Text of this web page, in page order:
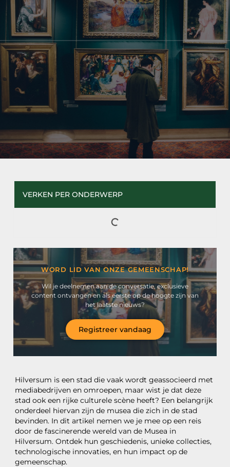
Hilversum is een stad die vaak wordt geassocieerd met
mediabedrijven en omroepen, maar wist je dat deze
stad ook een rijke culturele scène heeft? Een belangrijk
onderdeel hiervan zijn de musea die zich in de stad
bevinden. In dit artikel nemen we je mee op een reis
door de fascinerende wereld van de Musea in
Hilversum. Ontdek hun geschiedenis, unieke collecties,
technologische innovaties, en hun impact op de
gemeenschap.
VERKEN PER ONDERWERP
WORD LID VAN ONZE GEMEENSCHAP!
Wil je deelnemen aan de conversatie, exclusieve
content ontvangen en als eerste op de hoogte zijn van
het laatste nieuws?
Registreer vandaag